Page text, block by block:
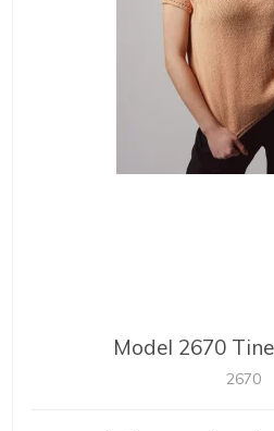
Model 2670
2670